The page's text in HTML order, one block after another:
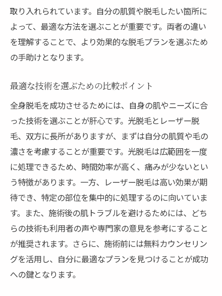
取り入れられています。自分の肌質や脱毛したい箇所に
よって、最適な方法を選ぶことが重要です。両者の違い
を理解することで、より効果的な脱毛プランを選ぶため
の手助けとなります。
最適な技術を選ぶための比較ポイント
全身脱毛を成功させるためには、自身の肌やニーズに合
った技術を選ぶことが肝心です。光脱毛とレーザー脱
毛、双方に長所がありますが、まずは自分の肌質や毛の
濃さを考慮することが重要です。光脱毛は広範囲を一度
に処理できるため、時間効率が高く、痛みが少ないとい
う特徴があります。一方、レーザー脱毛は高い効果が期
待でき、特定の部位を集中的に処理するのに向いていま
す。また、施術後の肌トラブルを避けるためには、どち
らの技術も利用者の声や専門家の意見を参考にすること
が推奨されます。さらに、施術前には無料カウンセリン
グを活用し、自分に最適なプランを見つけることが成功
への鍵となります。